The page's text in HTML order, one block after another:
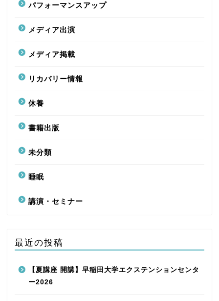
パフォーマンスアップ
メディア出演
メディア掲載
リカバリー情報
休養
書籍出版
未分類
睡眠
講演・セミナー
最近の投稿
【夏講座 開講】早稲田大学エクステンションセンタ
ー2026